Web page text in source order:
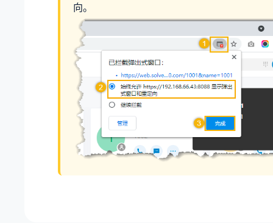
向。